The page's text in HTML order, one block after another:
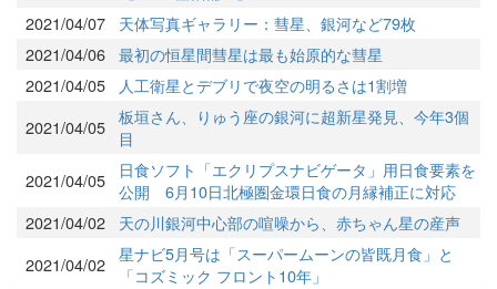
2021/04/07
天体写真ギャラリー：彗星、銀河など79枚
2021/04/06 最初の恒星間彗星は最も始原的な彗星
2021/04/05
人工衛星とデブリで夜空の明るさは1割増
2021/04/05 板垣さん、りゅう座の銀河に超新星発見、今年3個
目
2021/04/05
日食ソフト「エクリプスナビゲータ」用日食要素を
公開 6月10日北極圏金環日食の月縁補正に対応
2021/04/02
天の川銀河中心部の喧噪から、赤ちゃん星の産声
2021/04/02 星ナビ5月号は「スーパームーンの皆既月食」と
「コズミック フロント10年」